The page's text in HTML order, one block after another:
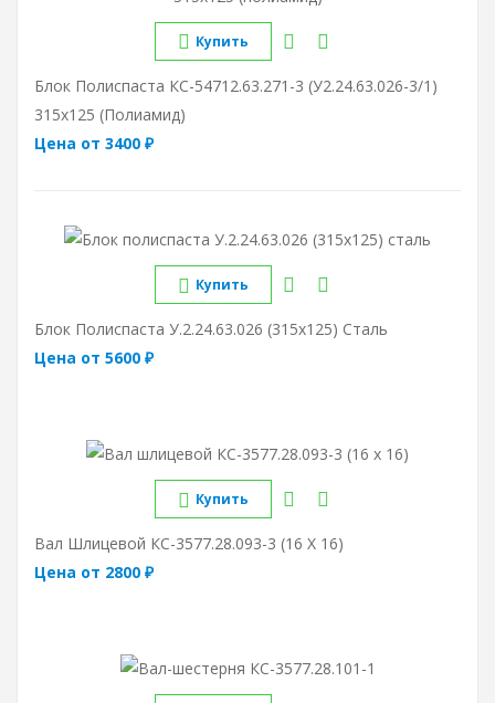
Купить
Блок Полиспаста КС-54712.63.271-3 (У2.24.63.026-3/1)
315х125 (полиамид)
Цена от 3400 ₽
Купить
Блок Полиспаста У.2.24.63.026 (315х125) Сталь
Цена от 5600 ₽
Купить
Вал Шлицевой КС-3577.28.093-3 (16 Х 16)
Цена от 2800 ₽